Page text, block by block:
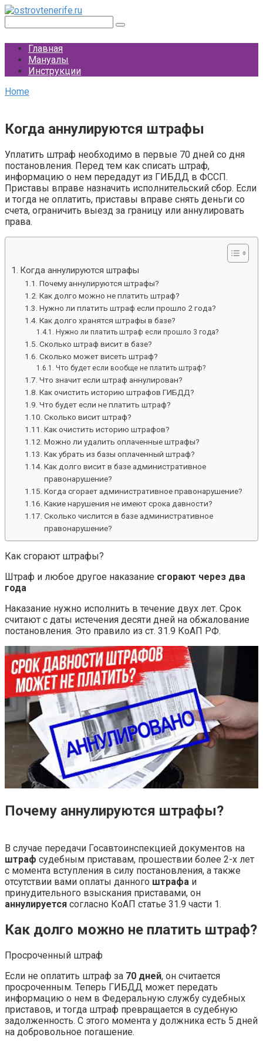
Перейти
контенту
Главная
Мануалы
Инструкции
Home
Когда аннулируются штрафы
Уплатить штраф необходимо в первые 70 дней со дня
постановления. Перед тем как списать штраф,
информацию о нем передадут из ГИБДД в ФССП.
Приставы вправе назначить исполнительский сбор. Если
и тогда не оплатить, приставы вправе снять деньги со
счета, ограничить выезд за границу или аннулировать
права.
Когда аннулируются штрафы
Почему аннулируются штрафы?
Как долго можно не платить штраф?
Нужно ли платить штраф если прошло 2 года?
Как долго хранятся штрафы в базе?
Нужно ли платить штраф если прошло 3 года?
Сколько штраф висит в базе?
Сколько может висеть штраф?
Что будет если вообще не платить штраф?
Что значит если штраф аннулирован?
Как очистить историю штрафов ГИБДД?
Что будет если не платить штраф?
Сколько висит штраф?
Как очистить историю штрафов?
Можно ли удалить оплаченные штрафы?
Как убрать из базы оплаченный штраф?
Как долго висит в базе административное
правонарушение?
Когда сгорает административное правонарушение?
Какие нарушения не имеют срока давности?
Сколько числится в базе административное
правонарушение?
Как сгорают штрафы?
Штраф и любое другое наказание сгорают через два
года
Наказание нужно исполнить в течение двух лет. Срок
считают с даты истечения десяти дней на обжалование
постановления. Это правило из ст. 31.9 КоАП РФ.
Почему аннулируются штрафы?
В случае передачи Госавтоинспекцией документов на
штраф судебным приставам, прошествии более 2-х лет
с момента вступления в силу постановления, а также
отсутствии вами оплаты данного штрафа и
принудительного взыскания приставами, он
аннулируется согласно КоАП статье 31.9 части 1.
Как долго можно не платить штраф?
Просроченный штраф
Если не оплатить штраф за 70 дней, он считается
просроченным. Теперь ГИБДД может передать
информацию о нем в Федеральную службу судебных
приставов, и тогда штраф превращается в судебную
задолженность. С этого момента у должника есть 5 дней
на добровольное погашение.